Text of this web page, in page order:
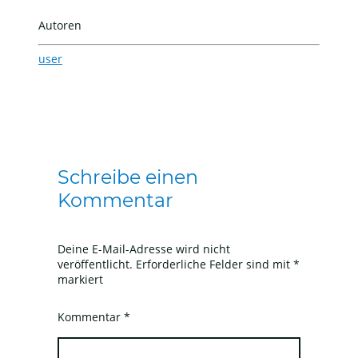
Autoren
user
Schreibe einen
Kommentar
Deine E-Mail-Adresse wird nicht
veröffentlicht. Erforderliche Felder sind mit *
markiert
Kommentar *